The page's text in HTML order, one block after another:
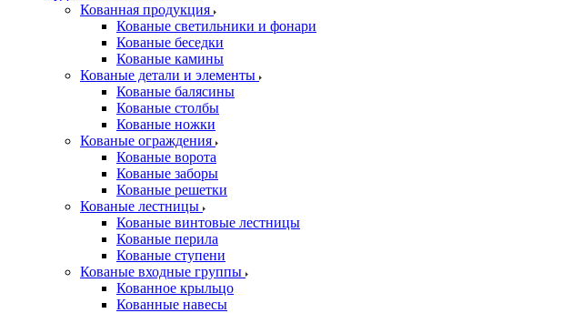
Кованная продукция
Кованые светильники и фонари
Кованые беседки
Кованые камины
Кованые детали и элементы
Кованые балясины
Кованые столбы
Кованые ножки
Кованые ограждения
Кованые ворота
Кованые заборы
Кованые решетки
Кованые лестницы
Кованые винтовые лестницы
Кованые перила
Кованые ступени
Кованые входные группы
Кованное крыльцо
Кованные навесы